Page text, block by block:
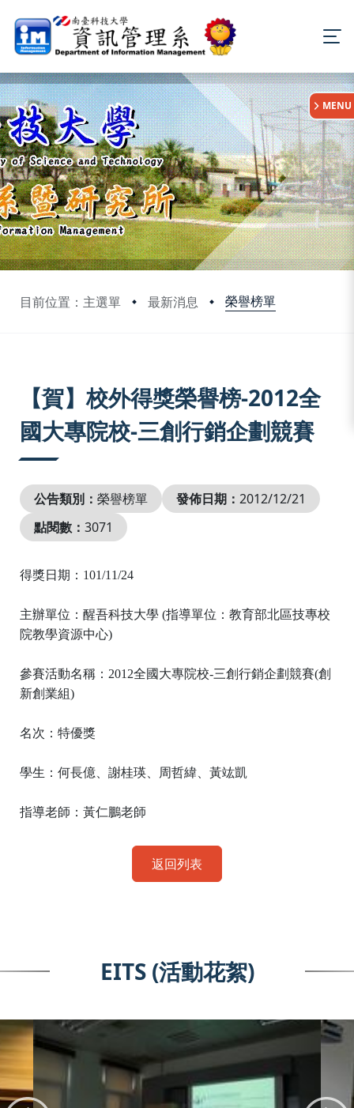
目前位置：主選單 最新消息 榮譽榜單
:::
MENU
【賀】校外得獎榮譽榜-2012全
國大專院校-三創行銷企劃競賽
公告類別： 榮譽榜單 發佈日期： 2012/12/21
點閱數： 3071
得獎日期： 101/11/24
主辦單位：醒吾科技大學 (指導單位：教育部北區技專校
院教學資源中心)
參賽活動名稱： 2012全國大專院校-三創行銷企劃競賽(創
新創業組)
名次： 特優獎
學生：何長億、謝桂瑛、周哲緯、黃竑凱
指導老師： 黃仁鵬老師
返回列表
EITS (活動花絮)